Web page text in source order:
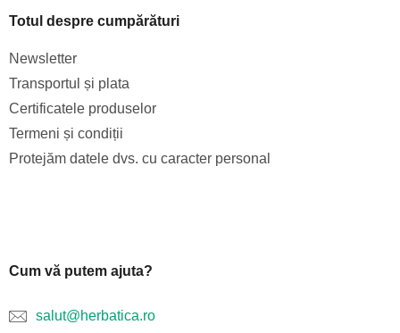
Totul despre cumpărături
Newsletter
Transportul și plata
Certificatele produselor
Termeni și condiții
Protejăm datele dvs. cu caracter personal
Cum vă putem ajuta?
salut@herbatica.ro